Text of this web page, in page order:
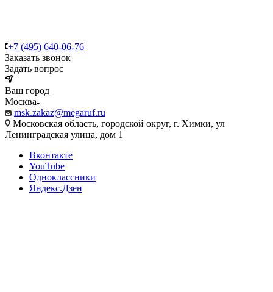
+7 (495) 640-06-76
Заказать звонок
Задать вопрос
Ваш город
Москва
msk.zakaz@megaruf.ru
Московская область, городской округ, г. Химки, ул
Ленинградская улица, дом 1
Вконтакте
YouTube
Одноклассники
Яндекс.Дзен